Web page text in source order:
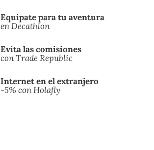
Equípate para tu aventura
en Decathlon
Evita las comisiones
con Trade Republic
Internet en el extranjero
-5% con Holafly